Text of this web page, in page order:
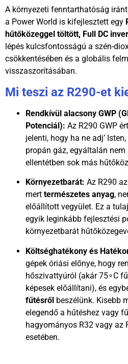
A környezeti fenntarthatóság
a Power World is kifejlesztett egy
hűtőközeggel töltött, Full DC
lépés kulcsfontosságú a szén-
csökkentésében és a globális
visszaszorításában.
Mi teszi az R290-et
Rendkívül alacsony GWP
Potenciál): Az R290 GWP
jelenti, hogy ha ne adj’
propán gáz, egyáltalán nem
ellentétben sok más
Környezetbarát: Az R290
mert természetes anyag,
előállított vegyület. Ez a
egyik leginkább fejlesztési
környezetbarát
Költséghatékony és
gépek óriási előnye, hogy
hőszivattyúról (akár75∘C
képesek előállítani), és
fűtésről beszélünk. Kisebb
elegendő a hűtéshez vagy
hagyományos R32 vagy az
esetében.